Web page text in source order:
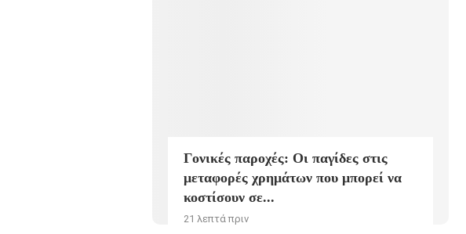
Γονικές παροχές: Οι παγίδες στις
μεταφορές χρημάτων που μπορεί να
κοστίσουν σε...
21 λεπτά πριν